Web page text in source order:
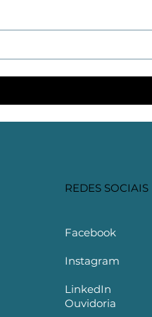
REDES SOCIAIS
Facebook
Instagram
LinkedIn
Ouvidoria